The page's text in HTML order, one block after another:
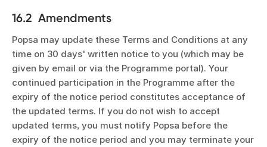
16.2 Amendments
Popsa may update these Terms and Conditions at any
time on 30 days' written notice to you (which may be
given by email or via the Programme portal). Your
continued participation in the Programme after the
expiry of the notice period constitutes acceptance of
the updated terms. If you do not wish to accept
updated terms, you must notify Popsa before the
expiry of the notice period and you may terminate your